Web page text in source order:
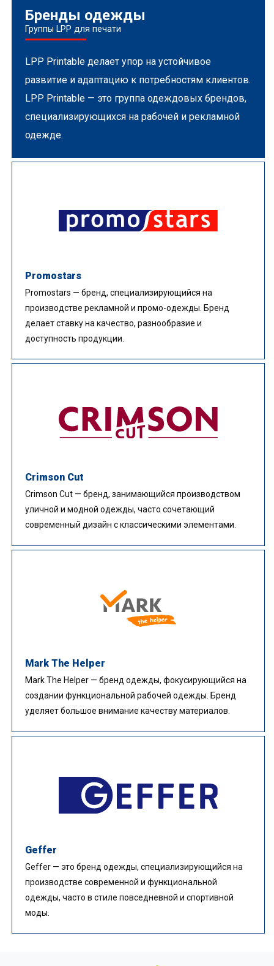
Бренды одежды
Группы LPP для печати
LPP Printable делает упор на устойчивое
развитие и адаптацию к потребностям клиентов.
LPP Printable — это группа одеждовых брендов,
специализирующихся на рабочей и рекламной
одежде.
Promostars
Promostars — бренд, специализирующийся на
производстве рекламной и промо-одежды. Бренд
делает ставку на качество, разнообразие и
доступность продукции.
Crimson Cut
Crimson Cut — бренд, занимающийся производством
уличной и модной одежды, часто сочетающий
современный дизайн с классическими элементами.
Mark The Helper
Mark The Helper — бренд одежды, фокусирующийся на
создании функциональной рабочей одежды. Бренд
уделяет большое внимание качеству материалов.
Geffer
Geffer — это бренд одежды, специализирующийся на
производстве современной и функциональной
одежды, часто в стиле повседневной и спортивной
моды.